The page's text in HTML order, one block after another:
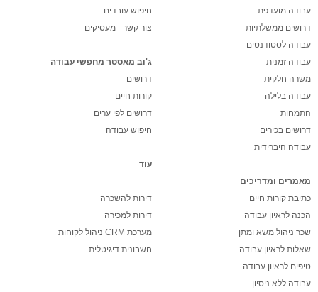
עבודה מועדפת
דרושים ממשלתיות
עבודה לסטודנטים
עבודה זמנית
משרה חלקית
עבודה בלילה
התמחות
דרושים בכירים
עבודה היברידית
מאמרים ומדריכים
כתיבת קורות חיים
הכנה לראיון עבודה
שכר ניהול משא ומתן
שאלות לראיון עבודה
טיפים לראיון עבודה
עבודה ללא ניסיון
חיפוש עובדים
צור קשר - מעסיקים
ג'וב מאסטר מחפשי עבודה
דרושים
קורות חיים
דרושים לפי ערים
חיפוש עבודה
עוד
דירות להשכרה
דירות למכירה
מערכת CRM ניהול לקוחות
חשבונית דיגיטלית